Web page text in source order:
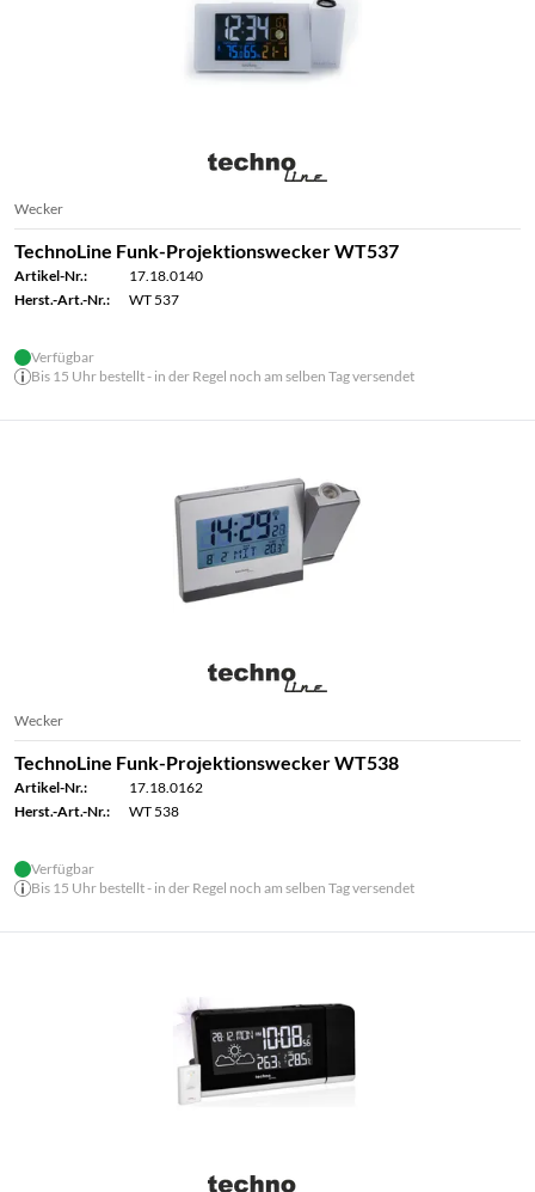
Wecker
TechnoLine Funk-Projektionswecker WT537
Artikel-Nr.:
17.18.0140
Herst.-Art.-Nr.:
WT 537
Verfügbar
Bis 15 Uhr bestellt - in der Regel noch am selben Tag versendet
Wecker
TechnoLine Funk-Projektionswecker WT538
Artikel-Nr.:
17.18.0162
Herst.-Art.-Nr.:
WT 538
Verfügbar
Bis 15 Uhr bestellt - in der Regel noch am selben Tag versendet